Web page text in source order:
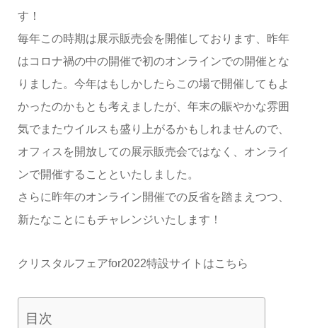
す！
毎年この時期は展示販売会を開催しております、昨年
はコロナ禍の中の開催で初のオンラインでの開催とな
りました。今年はもしかしたらこの場で開催してもよ
かったのかもとも考えましたが、年末の賑やかな雰囲
気でまたウイルスも盛り上がるかもしれませんので、
オフィスを開放しての展示販売会ではなく、オンライ
ンで開催することといたしました。
さらに昨年のオンライン開催での反省を踏まえつつ、
新たなことにもチャレンジいたします！
クリスタルフェアfor2022特設サイトはこちら
目次